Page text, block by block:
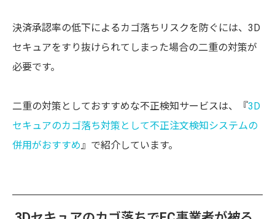
決済承認率の低下によるカゴ落ちリスクを防ぐには、3D
セキュアをすり抜けられてしまった場合の二重の対策が
必要です。
二重の対策としておすすめな不正検知サービスは、『3D
セキュアのカゴ落ち対策として不正注文検知システムの
併用がおすすめ 』で紹介しています。